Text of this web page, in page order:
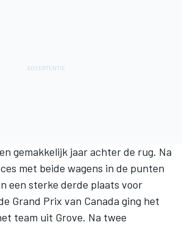
gemakkelijk jaar achter de rug. Na
met beide wagens in de punten
een sterke derde plaats voor
Grand Prix van Canada ging het
team uit Grove. Na twee